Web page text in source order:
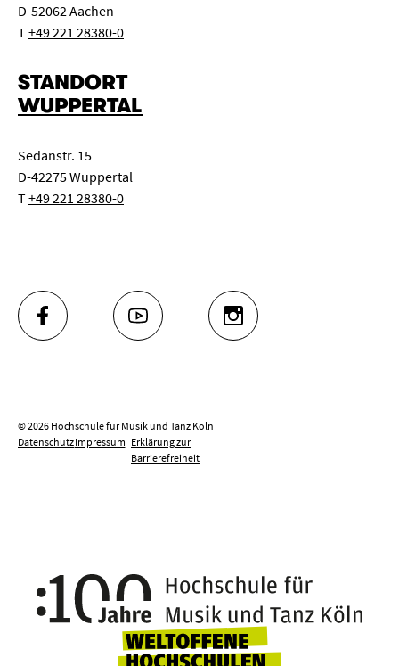
D-52062 Aachen
T+49 221 28380-0
STANDORT
WUPPERTAL
Sedanstr. 15
D-42275 Wuppertal
T+49 221 28380-0
FACEBOOK YOUTUBE INSTAGRAM
© 2026 Hochschule für Musik und Tanz Köln
DatenschutzImpressum Erklärung zur
Barrierefreiheit